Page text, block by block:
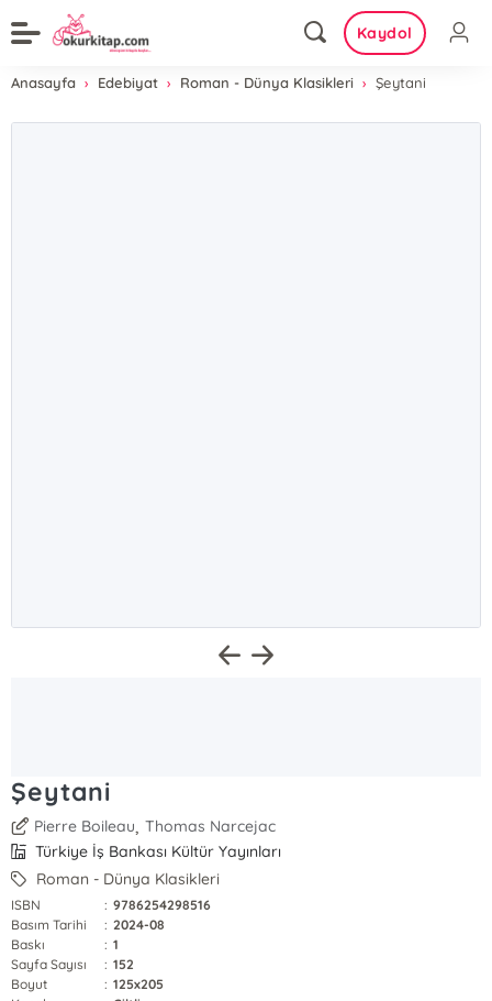
Kaydol
Anasayfa Edebiyat Roman - Dünya Klasikleri Şeytani
Şeytani
Pierre Boileau, Thomas Narcejac
Türkiye İş Bankası Kültür Yayınları
Roman - Dünya Klasikleri
ISBN : 9786254298516
Basım Tarihi
: 2024-08
Baskı
: 1
Sayfa Sayısı
: 152
Boyut
: 125x205